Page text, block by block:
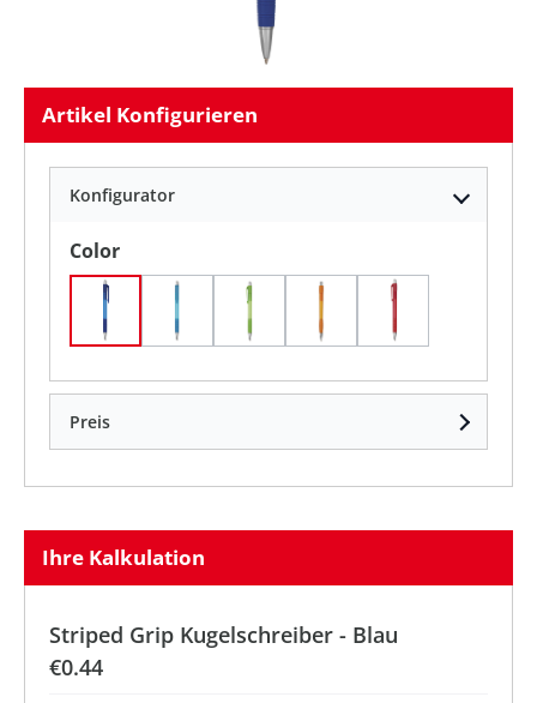
Artikel Konfigurieren
Konfigurator
Colorauswählen
Blau Hellblau / Blaue Tinte
Limettengrün
Orange Rot
Preis
Ihre Kalkulation
Striped Grip Kugelschreiber - Blau
€0.44